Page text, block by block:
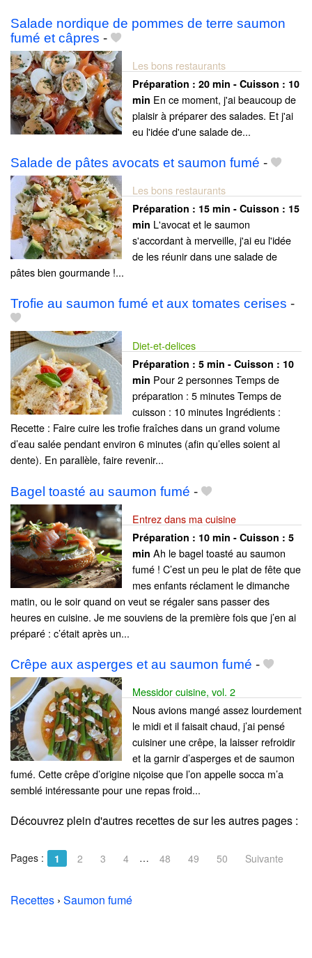
Salade nordique de pommes de terre saumon
fumé et câpres -
Les bons restaurants
Préparation : 20 min - Cuisson : 10
min En ce moment, j'ai beaucoup de
plaisir à préparer des salades. Et j'ai
eu l'idée d'une salade de...
Salade de pâtes avocats et saumon fumé -
Les bons restaurants
Préparation : 15 min - Cuisson : 15
min L'avocat et le saumon
s'accordant à merveille, j'ai eu l'idée
de les réunir dans une salade de
pâtes bien gourmande !...
Trofie au saumon fumé et aux tomates cerises -
Diet-et-delices
Préparation : 5 min - Cuisson : 10
min Pour 2 personnes Temps de
préparation : 5 minutes Temps de
cuisson : 10 minutes Ingrédients :
Recette : Faire cuire les trofie fraîches dans un grand volume
d’eau salée pendant environ 6 minutes (afin qu’elles soient al
dente). En parallèle, faire revenir...
Bagel toasté au saumon fumé -
Entrez dans ma cuisine
Préparation : 10 min - Cuisson : 5
min Ah le bagel toasté au saumon
fumé ! C’est un peu le plat de fête que
mes enfants réclament le dimanche
matin, ou le soir quand on veut se régaler sans passer des
heures en cuisine. Je me souviens de la première fois que j’en ai
préparé : c’était après un...
Crêpe aux asperges et au saumon fumé -
Messidor cuisine, vol. 2
Nous avions mangé assez lourdement
le midi et il faisait chaud, j’ai pensé
cuisiner une crêpe, la laisser refroidir
et la garnir d’asperges et de saumon
fumé. Cette crêpe d’origine niçoise que l’on appelle socca m’a
semblé intéressante pour une repas froid...
Découvrez plein d'autres recettes desur les autres pages :
Pages : 1 2 3 4 … 48 49 50 Suivante
Recettes › Saumon fumé